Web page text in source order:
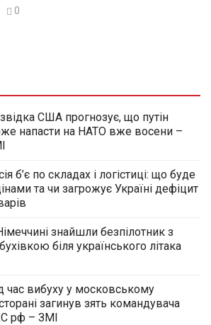
0
США прогнозує, що путін
напасти на НАТО вже восени –
б’є по складах і логістиці: що буде
та чи загрожує Україні дефіцит
знайшли безпілотник з
біля українського літака
час вибуху у московському
загинув зять командувача
рф – ЗМІ